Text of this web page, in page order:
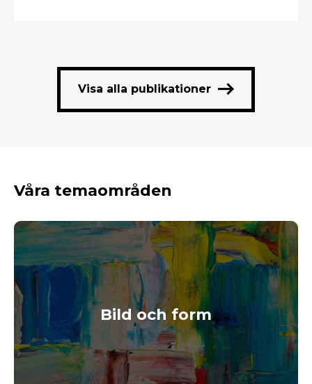
Visa alla publikationer
Våra temaområden
Bild och form